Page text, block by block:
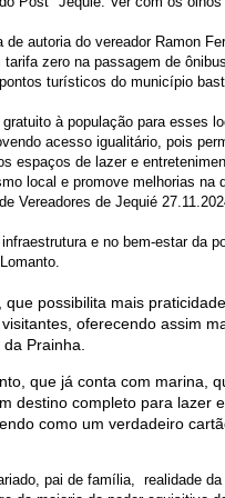
autoria do vereador Ramon
zero na passagem de
turísticos do município
à população para esses
acesso igualitário, pois
espaços de lazer e
local e promove melhorias na
Vereadores de Jequié
e no bem-estar da
possibilita mais
oferecendo assim
Prainha.
que já conta com marina,
destino completo para lazer
como um verdadeiro
pai de família, realidade